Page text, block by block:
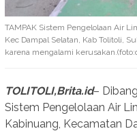
TAMPAK Sistem Pengelolaan Air
Kec Dampal Selatan, Kab Tolitoli,
karena mengalami
TOLITOLI,Brita.id–
Sistem Pengelolaan Air
Kabinuang, Kecamatan